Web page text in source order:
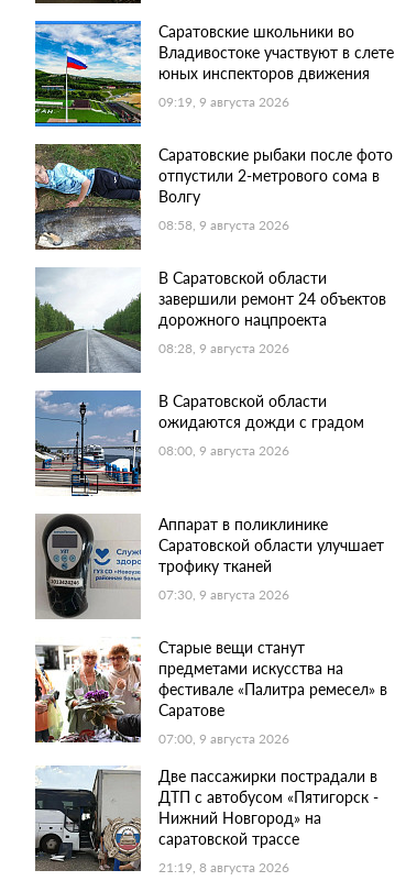
Саратовские школьники во
Владивостоке участвуют в слете
юных инспекторов движения
09:19, 9 августа 2026
Саратовские рыбаки после фото
отпустили 2-метрового сома в
Волгу
08:58, 9 августа 2026
В Саратовской области
завершили ремонт 24 объектов
дорожного нацпроекта
08:28, 9 августа 2026
В Саратовской области
ожидаются дожди с градом
08:00, 9 августа 2026
Аппарат в поликлинике
Саратовской области улучшает
трофику тканей
07:30, 9 августа 2026
Старые вещи станут
предметами искусства на
фестивале «Палитра ремесел» в
Саратове
07:00, 9 августа 2026
Две пассажирки пострадали в
ДТП с автобусом «Пятигорск -
Нижний Новгород» на
саратовской трассе
21:19, 8 августа 2026